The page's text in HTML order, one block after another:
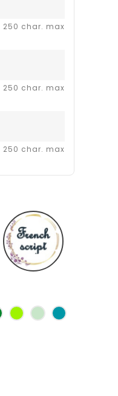
250 char. max
250 char. max
250 char. max
French
script
girls
Vert
bouteille
Anis
Vert
d'eau
Turquoise